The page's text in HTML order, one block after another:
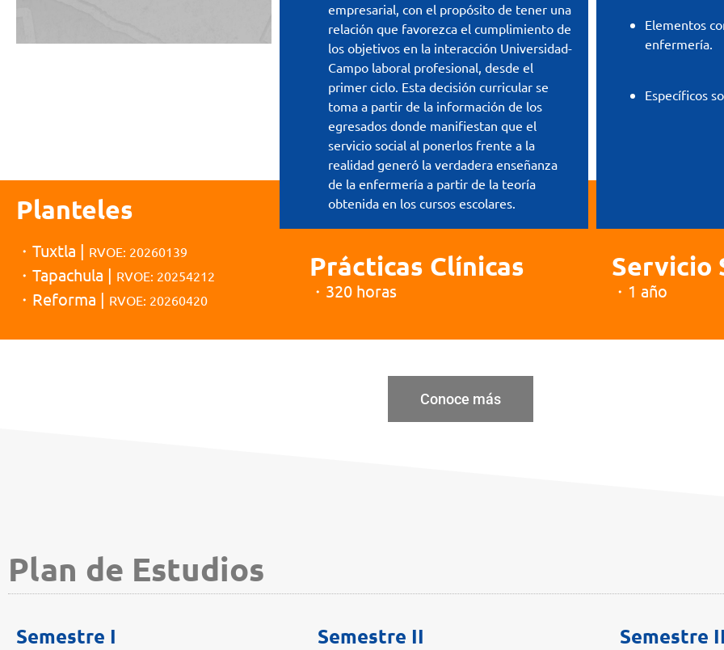
empresarial, con el propósito de tener una
relación que favorezca el cumplimiento de
los objetivos en la interacción Universidad-
Campo laboral profesional, desde el
primer ciclo. Esta decisión curricular se
toma a partir de la información de los
egresados donde manifiestan que el
servicio social al ponerlos frente a la
realidad generó la verdadera enseñanza
de la enfermería a partir de la teoría
obtenida en los cursos escolares.
Elementos
enfermería.
Específicos
Planteles
・Tuxtla | RVOE: 20260139
・Tapachula | RVOE: 20254212
・Reforma | RVOE: 20260420
Prácticas Clínicas
・320 horas
Servicio
・1 año
Conoce más
Plan de Estudios
Semestre I Semestre II Semestre